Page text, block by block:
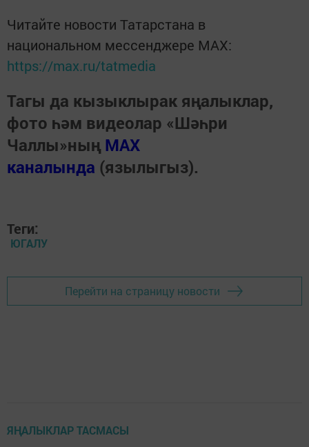
Читайте новости Татарстана в
национальном мессенджере MАХ:
https://max.ru/tatmedia
Тагы да кызыклырак яңалыклар,
фото һәм видеолар «Шәһри
Чаллы»ның MAX
каналында (язылыгыз).
Теги:
ЮГАЛУ
Перейти на страницу новости
ЯҢАЛЫКЛАР ТАСМАСЫ